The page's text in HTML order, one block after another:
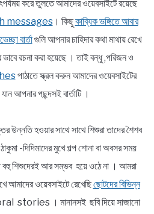
করে তুলতে আমাদের ওয়েবসাইটে রয়েছে
messages। কিছুকাব্যিক ভঙ্গিতে আবার
বার্তাগুলি আপনার চাহিদার কথা মাথায় রেখে
রচনা করা হয়েছে । তাই বন্ধু ,পরিজন ও
পাঠাতে স্ক্রল করুন আমাদের ওয়েবসাইটের
আপনার পছন্দসই বার্তাটি ।
উন্নতি হওয়ার সাথে সাথে শিশুরা তাদের শৈশব
-দিদিমাদের মুখে গল্প শোনা বা অবসর সময়
বহু শিশুদেরই আর সম্ভব হয়ে ওঠে না । আমরা
আমাদের ওয়েবসাইটে রেখেছিছোটদের বিভিন্ন
stories । মানানসই ছবি দিয়ে সাজানো